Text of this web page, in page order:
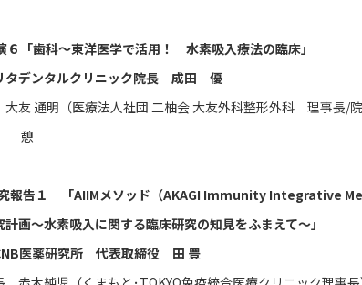
「歯科～東洋医学で活用！ 水素吸入療法の臨床」
ルクリニック院長 成田 優
友 通明（医療法人社団 二柚会 大友外科整形外科 理事長/院
憩
報告１
「AIIMメソッド（AKAGI Immunity Integrative
計画〜水素吸入に関する臨床研究の知見をふまえて〜」
究所 代表取締役 田 豊